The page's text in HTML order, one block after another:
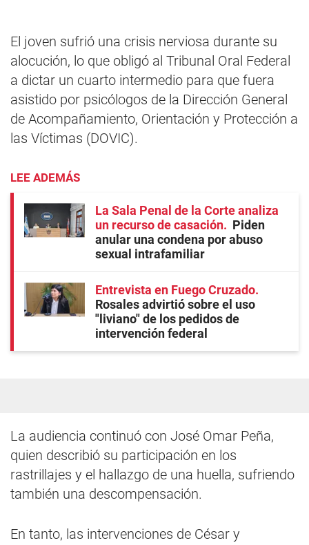
El joven sufrió una crisis nerviosa durante su
alocución, lo que obligó al Tribunal Oral Federal
a dictar un cuarto intermedio para que fuera
asistido por psicólogos de la Dirección General
de Acompañamiento, Orientación y Protección a
las Víctimas (DOVIC).
LEE ADEMÁS
La Sala Penal de la Corte analiza
un recurso de casación
Piden
anular una condena por abuso
sexual intrafamiliar
Entrevista en Fuego Cruzado
Rosales advirtió sobre el uso
"liviano" de los pedidos de
intervención federal
La audiencia continuó con José Omar Peña,
quien describió su participación en los
rastrillajes y el hallazgo de una huella, sufriendo
también una descompensación.
En tanto, las intervenciones de César y